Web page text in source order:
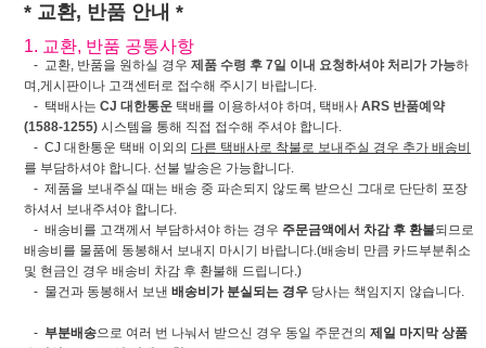
* 교환, 반품 안내 *
1. 교환, 반품 공통사항
- 교환, 반품을 원하실 경우 제품 수령 후 7일 이내 요청하셔야 처리가 가능하
며,게시판이나 고객센터로 접수해 주시기 바랍니다.
- 택배사는 CJ 대한통운 택배를 이용하셔야 하며, 택배사 ARS 반품예약
(1588-1255) 시스템을 통해 직접 접수해 주셔야 합니다.
- CJ 대한통운 택배 이외의 다른 택배사로 착불로 보내주실 경우 추가 배송비
를 부담하셔야 합니다. 선불 발송은 가능합니다.
- 제품을 보내주실 때는 배송 중 파손되지 않도록 받으신 그대로 단단히 포장
하셔서 보내주셔야 합니다.
- 배송비를 고객께서 부담하셔야 하는 경우 주문금액에서 차감 후 환불되므로
배송비를 물품에 동봉해서 보내지 마시기 바랍니다.(배송비 만큼 카드부분취소
및 현금인 경우 배송비 차감 후 환불해 드립니다.)
- 물건과 동봉해서 보낸 배송비가 분실되는 경우 당사는 책임지지 않습니다.
- 부분배송으로 여러 번 나눠서 받으신 경우 동일 주문건의 제일 마지막 상품